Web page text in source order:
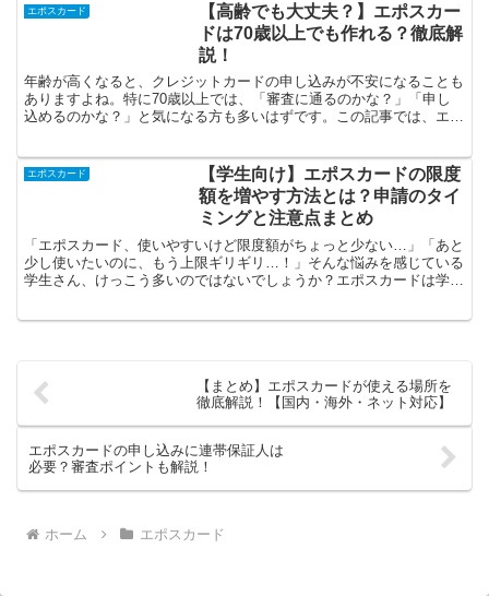
エポスカード
【高齢でも大丈夫？】エポスカー
ドは70歳以上でも作れる？徹底解
説！
年齢が高くなると、クレジットカードの申し込みが不安になることも
ありますよね。特に70歳以上では、「審査に通るのかな？」「申し
込めるのかな？」と気になる方も多いはずです。この記事では、エポ
エポスカード
【学生向け】エポスカードの限度
額を増やす方法とは？申請のタイ
ミングと注意点まとめ
「エポスカード、使いやすいけど限度額がちょっと少ない…」「あと
少し使いたいのに、もう上限ギリギリ…！」そんな悩みを感じている
学生さん、けっこう多いのではないでしょうか？エポスカードは学生
【まとめ】エポスカードが使える場所を
徹底解説！【国内・海外・ネット対応】
エポスカードの申し込みに連帯保証人は
必要？審査ポイントも解説！
ホーム エポスカード